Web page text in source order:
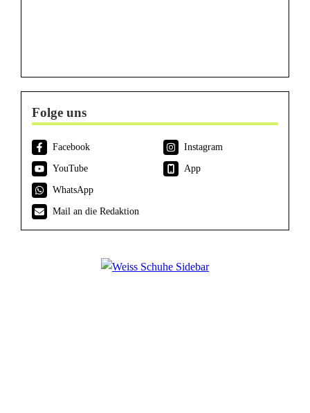
Folge uns
Facebook
Instagram
YouTube
App
WhatsApp
Mail an die Redaktion